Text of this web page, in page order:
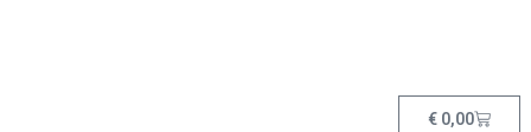
€ 0,00